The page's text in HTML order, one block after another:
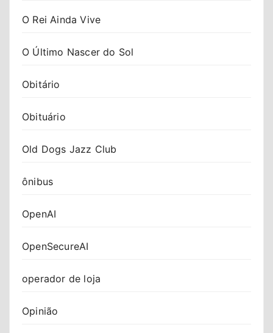
O Rei Ainda Vive
O Último Nascer do Sol
Obitário
Obituário
Old Dogs Jazz Club
ônibus
OpenAI
OpenSecureAI
operador de loja
Opinião